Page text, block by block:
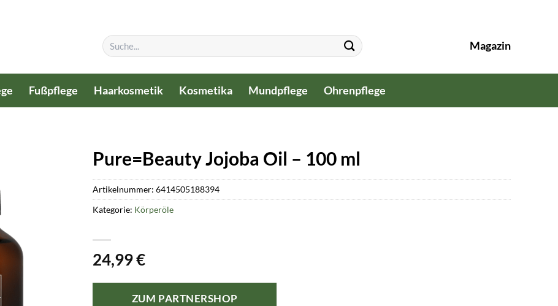
Suchen
nach:
Magazin
Fußpflege Haarkosmetik Kosmetika Mundpflege Ohrenpflege
Pure=Beauty Jojoba Oil – 100 ml
24,99€
ZUM PARTNERSHOP
Artikelnummer:6414505188394
Kategorie: Körperöle